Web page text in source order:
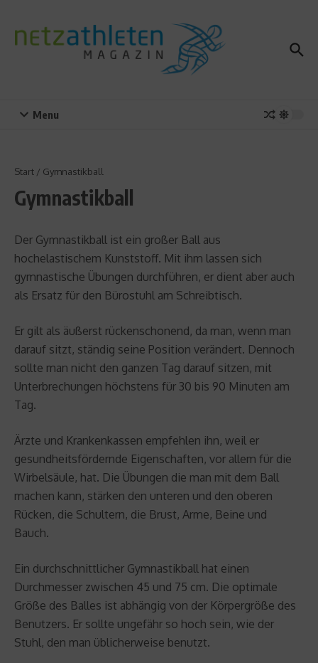
Menu
Start / Gymnastikball
Gymnastikball
Der Gymnastikball ist ein großer Ball aus
hochelastischem Kunststoff. Mit ihm lassen sich
gymnastische Übungen durchführen, er dient aber auch
als Ersatz für den Bürostuhl am Schreibtisch.
Er gilt als äußerst rückenschonend, da man, wenn man
darauf sitzt, ständig seine Position verändert. Dennoch
sollte man nicht den ganzen Tag darauf sitzen, mit
Unterbrechungen höchstens für 30 bis 90 Minuten am
Tag.
Ärzte und Krankenkassen empfehlen ihn, weil er
gesundheitsfördernde Eigenschaften, vor allem für die
Wirbelsäule, hat. Die Übungen die man mit dem Ball
machen kann, stärken den unteren und den oberen
Rücken, die Schultern, die Brust, Arme, Beine und
Bauch.
Ein durchschnittlicher Gymnastikball hat einen
Durchmesser zwischen 45 und 75 cm. Die optimale
Größe des Balles ist abhängig von der Körpergröße des
Benutzers. Er sollte ungefähr so hoch sein, wie der
Stuhl, den man üblicherweise benutzt.